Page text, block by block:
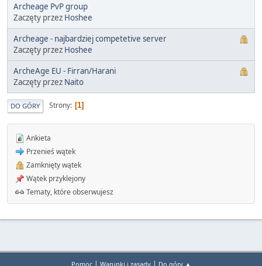
Archeage PvP group
Zaczęty przez Hoshee
Archeage - najbardziej competetive server
Zaczęty przez Hoshee
ArcheAge EU - Firran/Harani
Zaczęty przez Naito
DO GÓRY Strony 1
Ankieta
Przenieś wątek
Zamknięty wątek
Wątek przyklejony
Tematy, które obserwujesz
Pomoc| Warunki i zasady| Do góry ▲